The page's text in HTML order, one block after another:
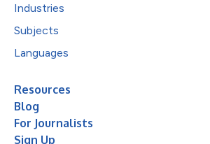
Industries
Subjects
Languages
Resources
Blog
For Journalists
Sign Up